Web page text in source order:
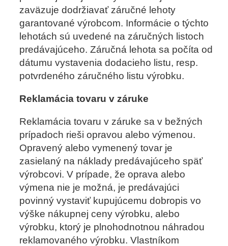
zaväzuje dodržiavať záručné lehoty
garantované výrobcom. Informácie o týchto
lehotách sú uvedené na záručných listoch
predávajúceho. Záručná lehota sa počíta od
dátumu vystavenia dodacieho listu, resp.
potvrdeného záručného listu výrobku.
Reklamácia tovaru v záruke
Reklamácia tovaru v záruke sa v bežných
prípadoch rieši opravou alebo výmenou.
Opravený alebo vymenený tovar je
zasielaný na náklady predávajúceho späť
výrobcovi. V prípade, že oprava alebo
výmena nie je možná, je predávajúci
povinný vystaviť kupujúcemu dobropis vo
výške nákupnej ceny výrobku, alebo
výrobku, ktorý je plnohodnotnou náhradou
reklamovaného výrobku. Vlastníkom